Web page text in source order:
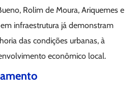
Rolim de Moura, Ariquemes e
em infraestrutura já demonstram
das condições urbanas, à
econômico local.